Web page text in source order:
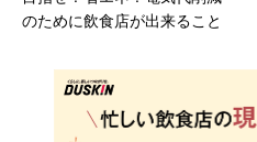
のために飲食店が出来ること